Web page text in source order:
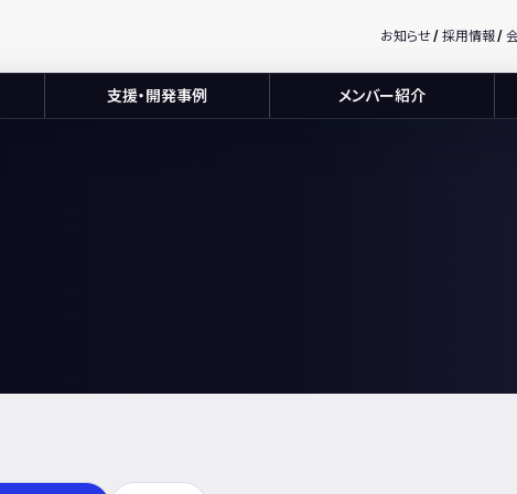
お知らせ 採用情報
支援・開発事例 メンバー紹介